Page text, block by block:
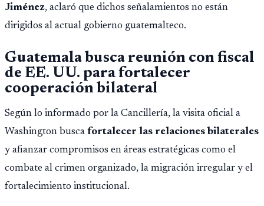
Jiménez, aclaró que dichos señalamientos no están
dirigidos al actual gobierno guatemalteco.
Guatemala busca reunión con fiscal
de EE. UU. para fortalecer
cooperación bilateral
Según lo informado por la Cancillería, la visita oficial a
Washington busca fortalecer las relaciones bilaterales
y afianzar compromisos en áreas estratégicas como el
combate al crimen organizado, la migración irregular y el
fortalecimiento institucional.